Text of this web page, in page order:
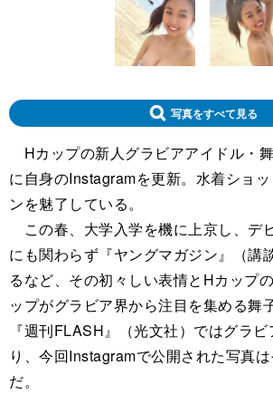
写真をすべて見る
Hカップの新人グラビアアイドル・
に自身のInstagramを更新。水着ショ
ンを魅了している。
この春、大学入学を機に上京し、デ
にも関わらず『ヤングマガジン』（講
るなど、その初々しい表情とHカップ
ップがグラビア界から注目を集める舞
『週刊FLASH』（光文社）ではグラ
り、今回Instagramで公開された写真
だ。